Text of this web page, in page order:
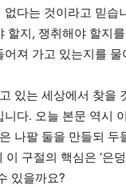
다는 것이라고 믿습
지, 쟁취해야 할지
져 가고 있는지를
있는 세상에서 찾을
다. 오늘 본문 역시
나팔 둘을 만들되 두
구절의 핵심은 ‘은
있을까요?